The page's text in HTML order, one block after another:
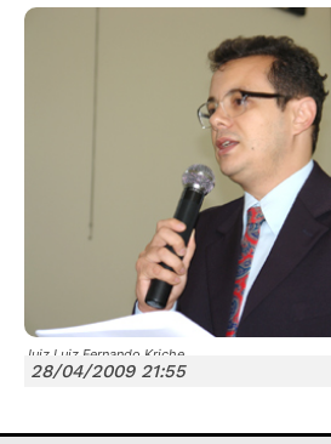
Só
JUNTE-SE NO
Juiz Luiz Fernando Kriche
28/04/2009 21:55